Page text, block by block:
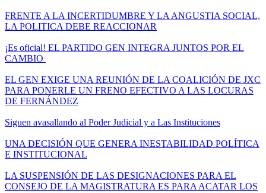
FRENTE A LA INCERTIDUMBRE Y LA ANGUSTIA SOCIAL,
LA POLITICA DEBE REACCIONAR
¡Es oficial! EL PARTIDO GEN INTEGRA JUNTOS POR EL
CAMBIO
EL GEN EXIGE UNA REUNIÓN DE LA COALICIÓN DE JXC
PARA PONERLE UN FRENO EFECTIVO A LAS LOCURAS
DE FERNÁNDEZ
Siguen avasallando al Poder Judicial y a Las Instituciones
UNA DECISIÓN QUE GENERA INESTABILIDAD POLÍTICA
E INSTITUCIONAL
LA SUSPENSIÓN DE LAS DESIGNACIONES PARA EL
CONSEJO DE LA MAGISTRATURA ES PARA ACATAR LOS